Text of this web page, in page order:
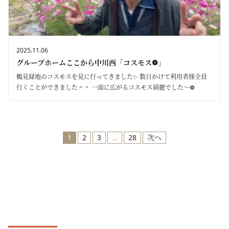
2025.11.06
グループホームここから中川西「コスモス❁」
鶴見緑地のコスモスを見に行ってきました✨ 数日かけて利用者様全員
行くことができました＾＾ 一面に広がるコスモス綺麗でした～❁
1 2 3 … 28 次へ